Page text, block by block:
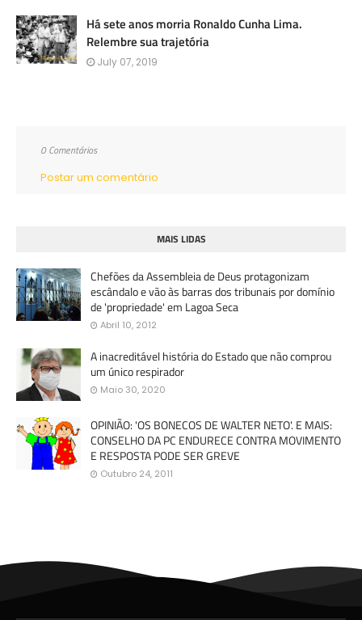
Há sete anos morria Ronaldo Cunha Lima.
Relembre sua trajetória
July 07, 2019
0 Comentários
Postar um comentário
MAIS LIDAS
Chefões da Assembleia de Deus protagonizam
escândalo e vão às barras dos tribunais por domínio
de 'propriedade' em Lagoa Seca
Abril 10, 2012
A inacreditável história do Estado que não comprou
um único respirador
Maio 30, 2020
OPINIÃO: 'OS BONECOS DE WALTER NETO'. E MAIS:
CONSELHO DA PC ENDURECE CONTRA MOVIMENTO
E RESPOSTA PODE SER GREVE
Outubro 24, 2011